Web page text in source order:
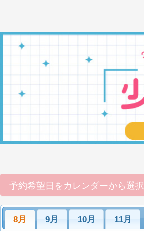
予約希望日をカレンダーから選択
8月 9月 10月 11月